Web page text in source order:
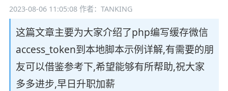
2023-08-06 11:05:08作者：TANKING
这篇文章主要为大家介绍了php编写缓存微信
access_token到本地脚本示例详解,有需要的朋
友可以借鉴参考下,希望能够有所帮助,祝大家
多多进步,早日升职加薪